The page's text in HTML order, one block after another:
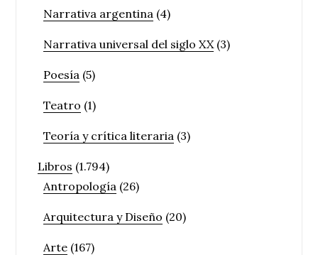
Narrativa argentina (4)
Narrativa universal del siglo XX (3)
Poesía (5)
Teatro (1)
Teoría y crítica literaria (3)
Libros (1.794)
Antropología (26)
Arquitectura y Diseño (20)
Arte (167)